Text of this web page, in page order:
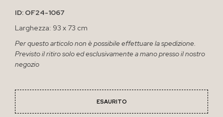
ID: OF24-1067
Larghezza: 93 x 73 cm
Per questo articolo non è possibile effettuare la spedizione.
Previsto il ritiro solo ed esclusivamente a mano presso il nostro
negozio
ESAURITO